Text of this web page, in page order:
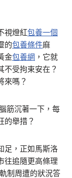
視燈紅包養一個
的包養條件麻
金包養網 ，它就
不受拘束安在？
來嗎？
筋沉著一下，每
的舉措？
足，正如馬斯洛
往追隨更高條理
制周遭的狀況答